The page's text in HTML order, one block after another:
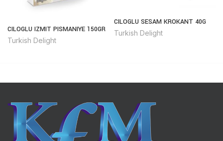
CILOGLU IZMIT PISMANIYE 150GR
Turkish Delight
CILOGLU SESAM KROKANT 40G
Turkish Delight